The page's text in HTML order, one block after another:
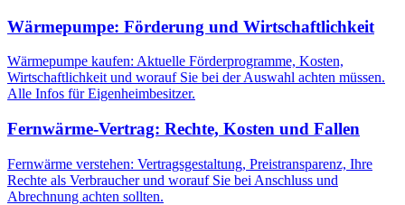
Wärmepumpe: Förderung und Wirtschaftlichkeit
Wärmepumpe kaufen: Aktuelle Förderprogramme, Kosten,
Wirtschaftlichkeit und worauf Sie bei der Auswahl achten müssen.
Alle Infos für Eigenheimbesitzer.
Fernwärme-Vertrag: Rechte, Kosten und Fallen
Fernwärme verstehen: Vertragsgestaltung, Preistransparenz, Ihre
Rechte als Verbraucher und worauf Sie bei Anschluss und
Abrechnung achten sollten.